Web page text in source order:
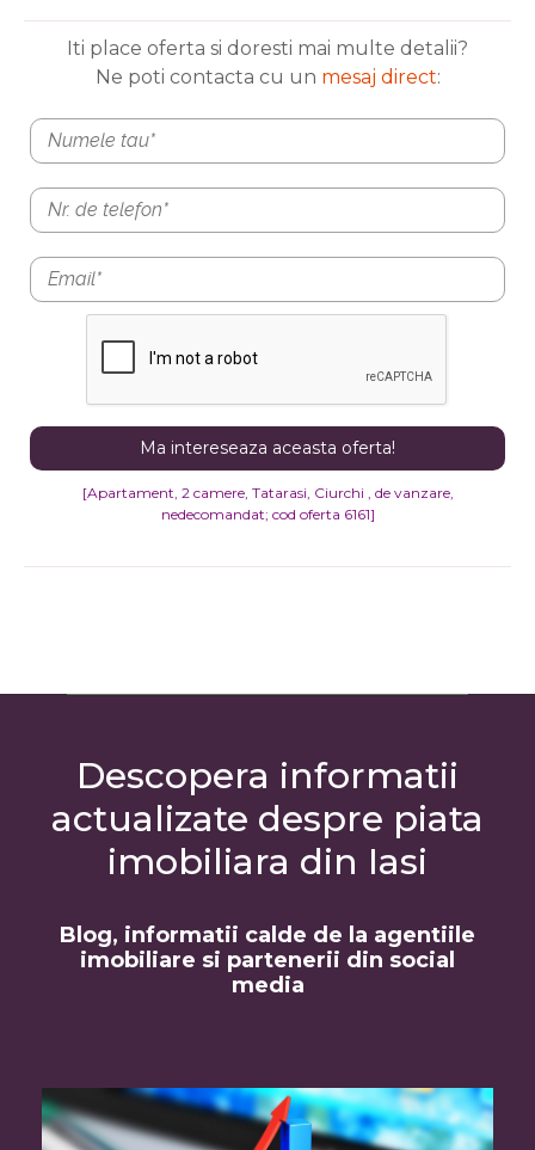
Iti place oferta si doresti mai multe detalii?
Ne poti contacta cu un mesaj direct:
[Apartament, 2 camere, Tatarasi, Ciurchi , de vanzare,
nedecomandat; cod oferta 6161]
Descopera informatii
actualizate despre piata
imobiliara din Iasi
Blog, informatii calde de la agentiile
imobiliare si partenerii din social
media